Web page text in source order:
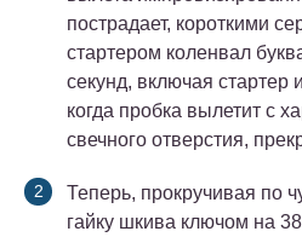
пострадает, короткими
стартером коленвал
секунд, включая стартер
когда пробка вылетит с
свечного отверстия,
Теперь, прокручивая по
гайку шкива ключом на